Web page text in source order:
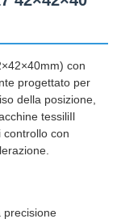
con
progettato per
della posizione,
tessiliIl
con
precisione